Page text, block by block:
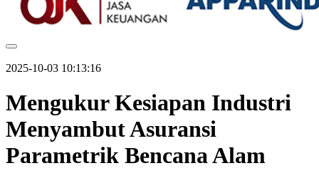
2025-10-03 10:13:16
Mengukur Kesiapan Industri
Menyambut Asuransi
Parametrik Bencana Alam